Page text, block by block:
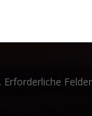
Erforderliche